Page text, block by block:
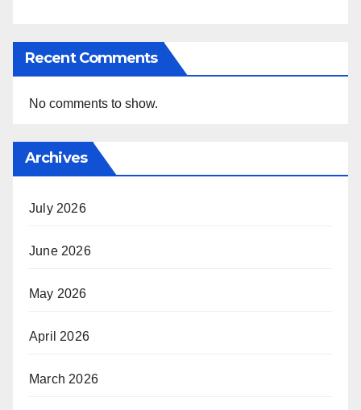
Recent Comments
No comments to show.
Archives
July 2026
June 2026
May 2026
April 2026
March 2026